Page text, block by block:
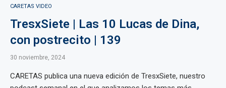
CARETAS VIDEO
TresxSiete | Las 10 Lucas de Dina,
con postrecito | 139
30 noviembre, 2024
CARETAS publica una nueva edición de TresxSiete, nuestro